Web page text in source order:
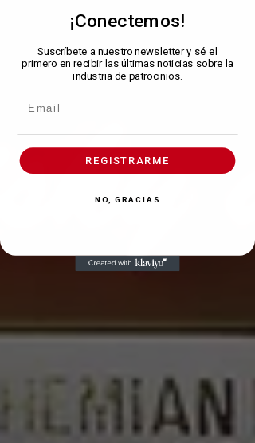
¡Conectemos!
Suscríbete a nuestro newsletter y sé el
primero en recibir las últimas noticias sobre la
industria de patrocinios.
REGISTRARME
NO, GRACIAS